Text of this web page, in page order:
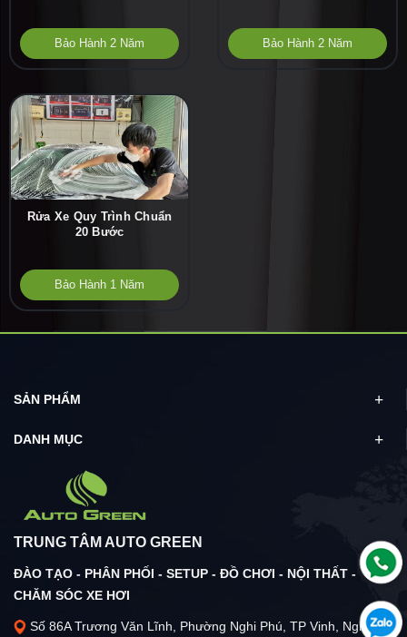
Bảo Hành 2 Năm Bảo Hành 2 Năm
Rửa Xe Quy Trình Chuẩn
20 Bước
Bảo Hành 1 Năm
SẢN PHẨM
DANH MỤC
TRUNG TÂM AUTO GREEN
ĐÀO TẠO - PHÂN PHỐI - SETUP - ĐỒ CHƠI - NỘI THẤT -
CHĂM SÓC XE HƠI
Số 86A Trương Văn Lĩnh, Phường Nghi Phú, TP Vinh, Nghệ